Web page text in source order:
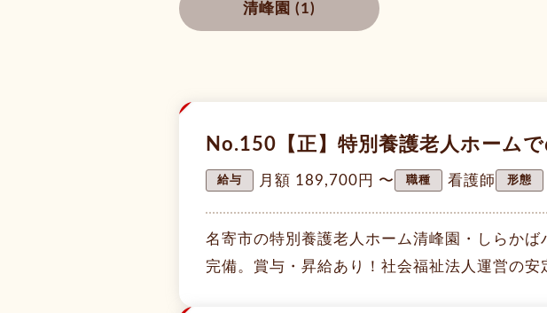
清峰園 (1)
NEW
No.150【正】特別養護老人ホーム
給与 月額 189,700円 〜 職種 看護師 形態
名寄市の特別養護老人ホーム清峰園・しらか
完備。賞与・昇給あり！社会福祉法人運営の
NEW